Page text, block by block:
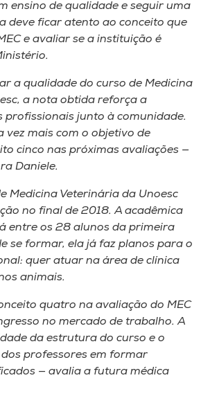
ensino de qualidade e seguir uma
deve ficar atento ao conceito que
e avaliar se a instituição é
a qualidade do curso de Medicina
a nota obtida reforça a
profissionais junto à comunidade.
vez mais com o objetivo de
cinco nas próximas avaliações —
Daniele.
Medicina Veterinária da Unoesc
no final de 2018. A acadêmica
entre os 28 alunos da primeira
se formar, ela já faz planos para o
quer atuar na área de clínica
animais.
quatro na avaliação do MEC
no mercado de trabalho. A
da estrutura do curso e o
professores em formar
— avalia a futura médica